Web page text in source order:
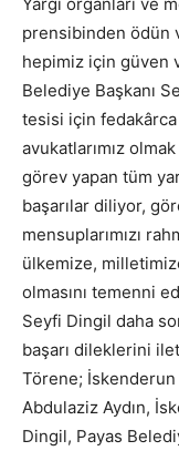
Yargı organları ve
prensibinden ödün
hepimiz için güven
Belediye Başkanı
tesisi için fedakârca
avukatlarımız
görev yapan tüm
başarılar diliyor,
mensuplarımızı
ülkemize,
olmasını temenni
Seyfi Dingil daha
başarı dileklerini
Törene; İskenderun
Abdulaziz Aydın,
Dingil, Payas